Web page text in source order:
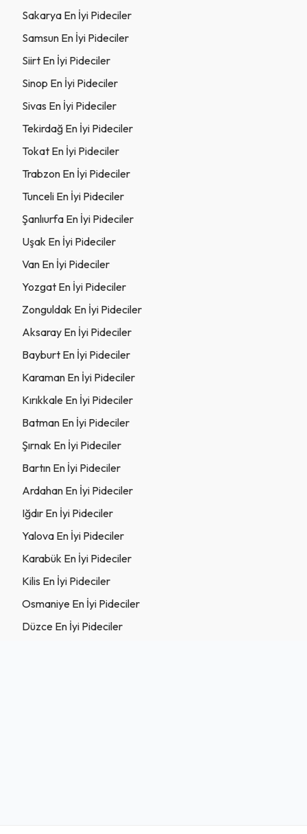
Sakarya En İyi Pideciler
Samsun En İyi Pideciler
Siirt En İyi Pideciler
Sinop En İyi Pideciler
Sivas En İyi Pideciler
Tekirdağ En İyi Pideciler
Tokat En İyi Pideciler
Trabzon En İyi Pideciler
Tunceli En İyi Pideciler
Şanlıurfa En İyi Pideciler
Uşak En İyi Pideciler
Van En İyi Pideciler
Yozgat En İyi Pideciler
Zonguldak En İyi Pideciler
Aksaray En İyi Pideciler
Bayburt En İyi Pideciler
Karaman En İyi Pideciler
Kırıkkale En İyi Pideciler
Batman En İyi Pideciler
Şırnak En İyi Pideciler
Bartın En İyi Pideciler
Ardahan En İyi Pideciler
Iğdır En İyi Pideciler
Yalova En İyi Pideciler
Karabük En İyi Pideciler
Kilis En İyi Pideciler
Osmaniye En İyi Pideciler
Düzce En İyi Pideciler